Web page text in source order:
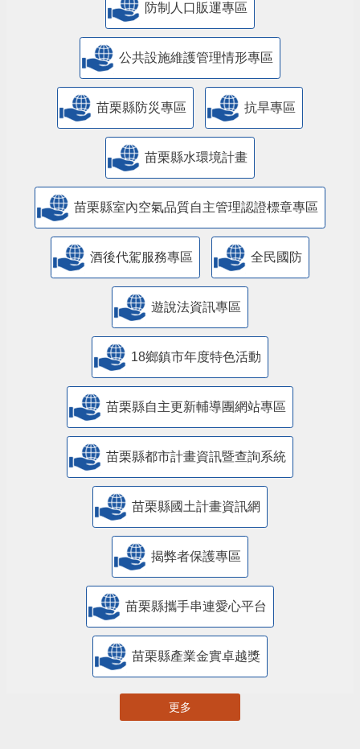
防制人口販運專區
​公共設施維護管理情形專區
苗栗縣防災專區 抗旱專區
苗栗縣水環境計畫
苗栗縣室內空氣品質自主管理認證標章專區
酒後代駕服務專區 全民國防
遊說法資訊專區
18鄉鎮市年度特色活動
苗栗縣自主更新輔導團網站專區
苗栗縣都市計畫資訊暨查詢系統
苗栗縣國土計畫資訊網
揭弊者保護專區
苗栗縣攜手串連愛心平台
苗栗縣產業金實卓越獎
更多